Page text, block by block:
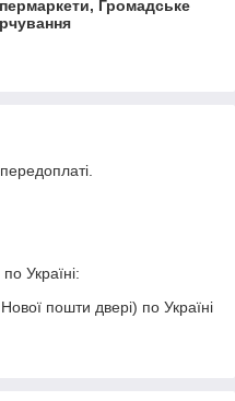
Громадське
Україні:
пошти двері) по Україні